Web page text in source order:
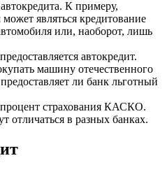
К примеру,
являться кредитование
или, наоборот, лишь
автокредит.
машину отечественного
ли банк льготный
страхования КАСКО.
отличаться в разных банках.